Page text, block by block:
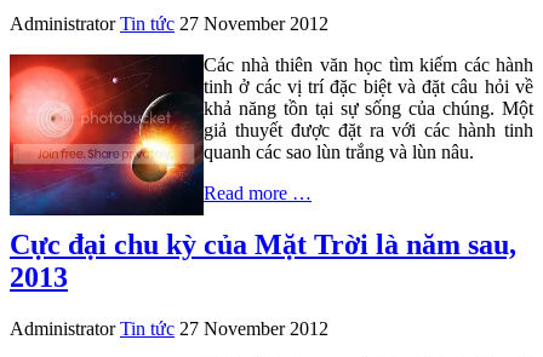
Administrator Tin tức 27 November 2012
Các nhà thiên văn học tìm kiếm các hành
tinh ở các vị trí đặc biệt và đặt câu hỏi về
khả năng tồn tại sự sống của chúng. Một
giả thuyết được đặt ra với các hành tinh
quanh các sao lùn trắng và lùn nâu.
Read more …
Cực đại chu kỳ của Mặt Trời là năm sau,
2013
Administrator Tin tức 27 November 2012